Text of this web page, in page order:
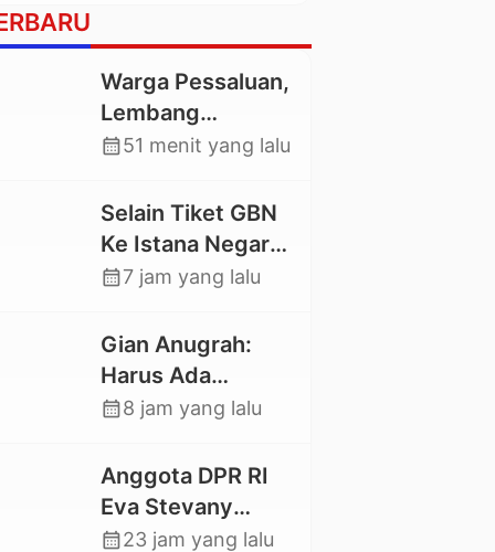
Warga Pessaluan,
Lembang
Gandangbatu
Jalan Kabupaten
calendar_month51 menit yang lalu
Selain Tiket GBN
Ke Istana Negara,
Mahasiswa UKI
juga Lolos ke
Pekan Seni
Mahasiswa
calendar_month7 jam yang lalu
Gian Anugrah:
Harus Ada
Kepastian Hukum
Agar Keluarga
tidak Larut dalam
Trauma dan
calendar_month8 jam yang lalu
Anggota DPR RI
Eva Stevany
Rataba Salurkan
calendar_month23 jam yang lalu